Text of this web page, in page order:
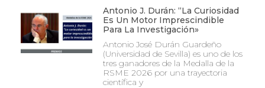
Antonio J. Durán: “La Curiosidad
Es Un Motor Imprescindible
Para La Investigación»
Antonio José Durán Guardeño
(Universidad de Sevilla) es uno de los
tres ganadores de la Medalla de la
RSME 2026 por una trayectoria
científica y